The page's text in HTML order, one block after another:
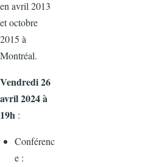
en avril 2013
et octobre
2015 à
Montréal.
Vendredi 26
avril 2024 à
19h :
Conférenc
e :